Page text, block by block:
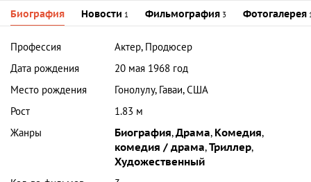
Биография Новости 1 Фильмография 3 Фотогалерея
Профессия
Актер, Продюсер
Дата рождения
20 мая 1968 год
Место рождения
Гонолулу, Гаваи, США
Рост
1.83 м
Жанры
Биография,Драма, Комедия,
комедия / драма,Триллер,
Художественный